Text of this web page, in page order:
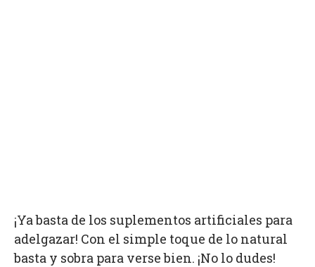
¡Ya basta de los suplementos artificiales para
adelgazar! Con el simple toque de lo natural
basta y sobra para verse bien. ¡No lo dudes!